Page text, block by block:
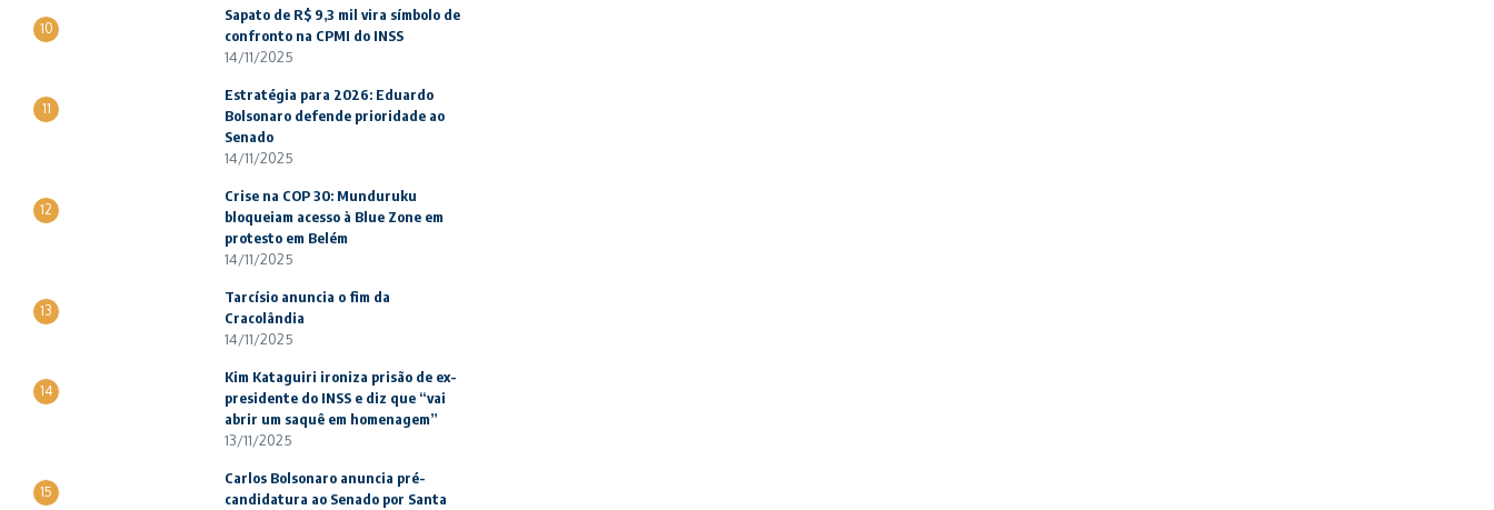
10
Sapato de R$ 9,3 mil vira símbolo de
confronto na CPMI do INSS
14/11/2025
11
Estratégia para 2026: Eduardo
Bolsonaro defende prioridade ao
Senado
14/11/2025
12
Crise na COP 30: Munduruku
bloqueiam acesso à Blue Zone em
protesto em Belém
14/11/2025
13
Tarcísio anuncia o fim da
Cracolândia
14/11/2025
14
Kim Kataguiri ironiza prisão de ex-
presidente do INSS e diz que “vai
abrir um saquê em homenagem”
13/11/2025
15
Carlos Bolsonaro anuncia pré-
candidatura ao Senado por Santa